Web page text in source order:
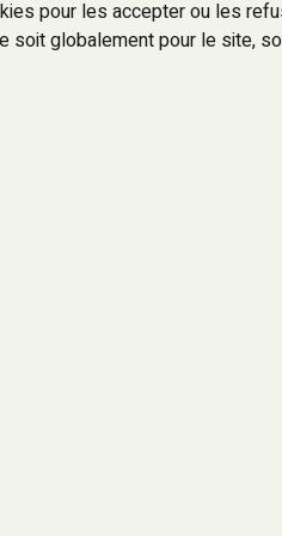
pour les accepter ou les
soit globalement pour le site,